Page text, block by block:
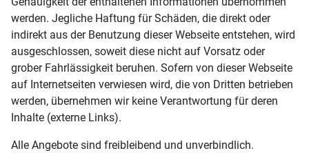
werden. Jegliche Haftung für Schäden, die direkt oder
indirekt aus der Benutzung dieser Webseite entstehen, wird
ausgeschlossen, soweit diese nicht auf Vorsatz oder
grober Fahrlässigkeit beruhen. Sofern von dieser Webseite
auf Internetseiten verwiesen wird, die von Dritten betrieben
werden, übernehmen wir keine Verantwortung für deren
Inhalte (externe Links).
Alle Angebote sind freibleibend und unverbindlich.